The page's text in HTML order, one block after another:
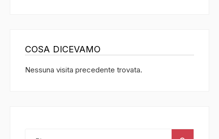
COSA DICEVAMO
Nessuna visita precedente trovata.